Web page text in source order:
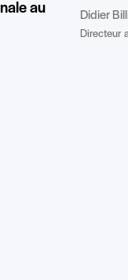
au
Didier
Directeur